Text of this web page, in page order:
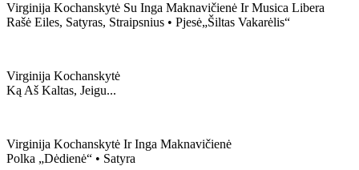
Virginija Kochanskytė Su Inga Maknavičienė Ir Musica Libera
Rašė Eiles, Satyras, Straipsnius • Pjesė„šiltas Vakarėlis“
Virginija Kochanskytė
Ką Aš Kaltas, Jeigu...
Virginija Kochanskytė Ir Inga Maknavičienė
Polka „dėdienė“ • Satyra